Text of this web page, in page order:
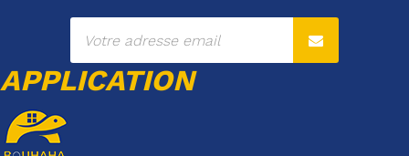
APPLICATION